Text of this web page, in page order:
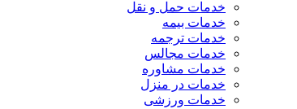
خدمات حمل و نقل
خدمات بیمه
خدمات ترجمه
خدمات مجالس
خدمات مشاوره
خدمات در منزل
خدمات ورزشی